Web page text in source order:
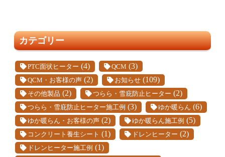
カテゴリー
PTC面状ヒーター (4) QCM (3)
QCM・お客様の声 (2) お知らせ (109)
その他製品 (2) つらら・雪庇防止ヒーター (2)
つらら・雪庇防止ヒーター施工例 (3) ゆか暖らん (6)
ゆか暖らん・お客様の声 (2) ゆか暖らん施工例 (5)
コンクリート養生シート (1) ドレンヒーター (2)
ドレンヒーター施工例 (1)